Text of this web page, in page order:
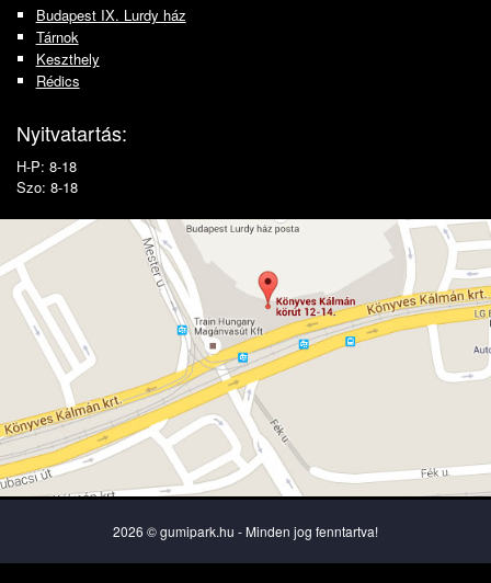
Budapest IX. Lurdy ház
Tárnok
Keszthely
Rédics
Nyitvatartás:
H-P: 8-18
Szo: 8-18
2026 © gumipark.hu - Minden jog fenntartva!